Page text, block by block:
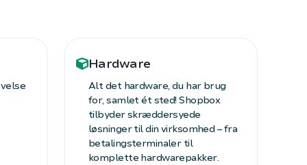
Hardware
Alt det hardware, du har brug
for, samlet ét sted! Shopbox
tilbyder skræddersyede
løsninger til din virksomhed – fra
betalingsterminaler til
komplette hardwarepakker.